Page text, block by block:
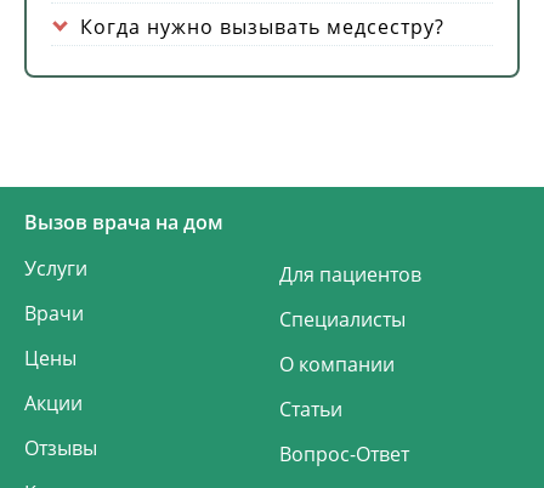
Когда нужно вызывать медсестру?
Вызов врача на дом
Услуги
Врачи
Цены
Акции
Отзывы
Для пациентов
Специалисты
О компании
Статьи
Вопрос-Ответ